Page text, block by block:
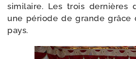
simi­laire. Les trois der­nières
une période de grande grâce
pays.